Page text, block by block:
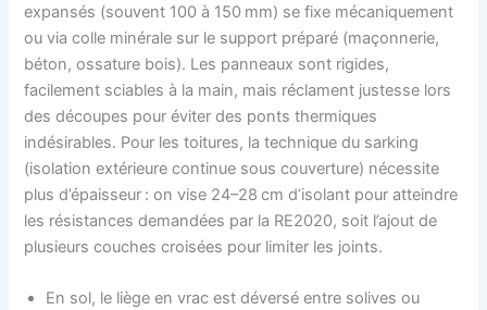
expansés (souvent 100 à 150 mm) se fixe mécaniquement
ou via colle minérale sur le support préparé (maçonnerie,
béton, ossature bois). Les panneaux sont rigides,
facilement sciables à la main, mais réclament justesse lors
des découpes pour éviter des ponts thermiques
indésirables. Pour les toitures, la technique du sarking
(isolation extérieure continue sous couverture) nécessite
plus d’épaisseur : on vise 24–28 cm d’isolant pour atteindre
les résistances demandées par la RE2020, soit l’ajout de
plusieurs couches croisées pour limiter les joints.
En sol, le liège en vrac est déversé entre solives ou